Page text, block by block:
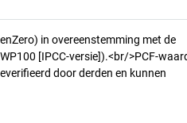
in overeenstemming met de
[IPCC-versie]).<br/>PCF-
door derden en kunnen